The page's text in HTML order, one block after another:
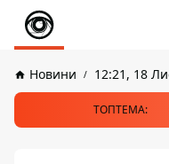
Новини 12:21, 18
ТОПТЕМА: